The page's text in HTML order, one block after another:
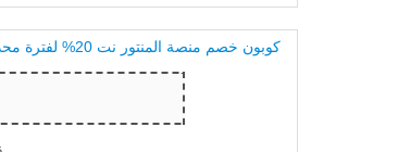
كوبون خصم منصة المنتور نت 20% لفترة محدودة